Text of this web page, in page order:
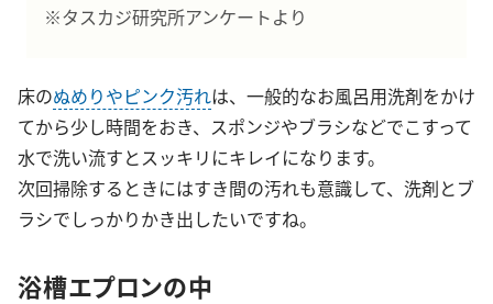
※タスカジ研究所アンケートより
床のぬめりやピンク汚れは、一般的なお風呂用洗剤をかけ
てから少し時間をおき、スポンジやブラシなどでこすって
水で洗い流すとスッキリにキレイになります。
次回掃除するときにはすき間の汚れも意識して、洗剤とブ
ラシでしっかりかき出したいですね。
浴槽エプロンの中